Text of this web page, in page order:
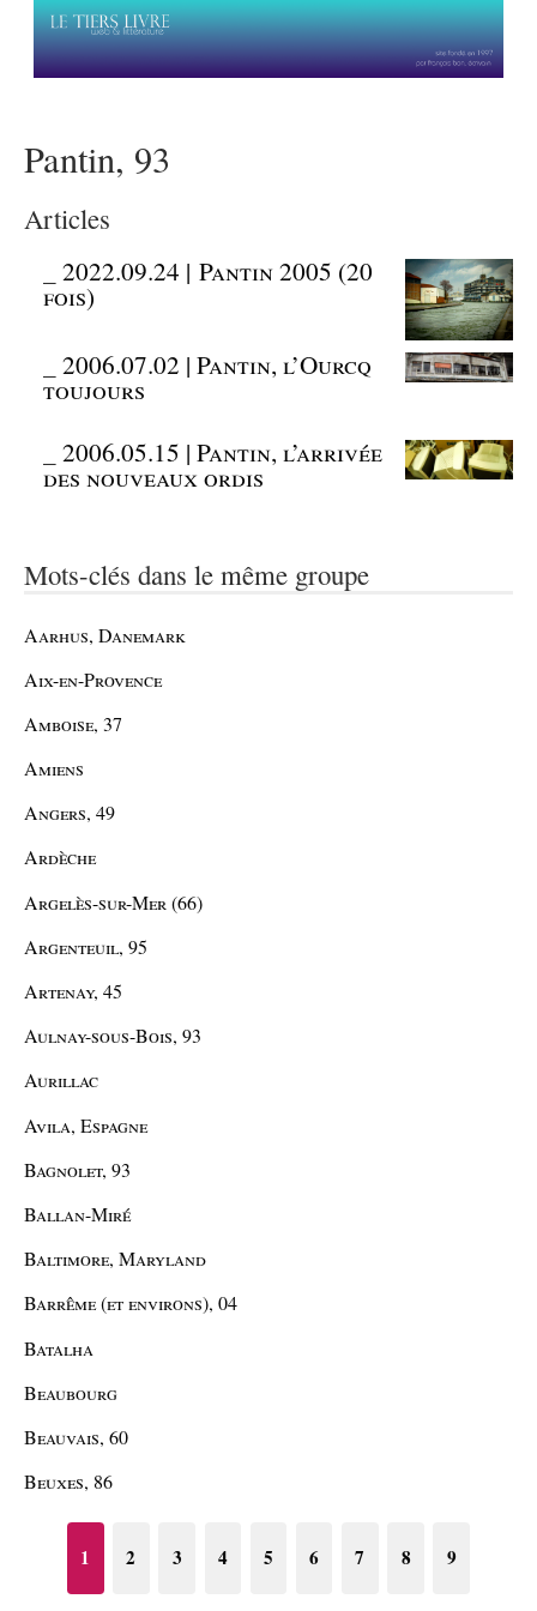
Pantin, 93
Articles
_2022.09.24 | Pantin 2005 (20
fois)
_2006.07.02 | Pantin, l’Ourcq
toujours
_2006.05.15 | Pantin, l’arrivée
des nouveaux ordis
Mots-clés dans le même groupe
Aarhus, Danemark
Aix-en-Provence
Amboise, 37
Amiens
Angers, 49
Ardèche
Argelès-sur-Mer (66)
Argenteuil, 95
Artenay, 45
Aulnay-sous-Bois, 93
Aurillac
Avila, Espagne
Bagnolet, 93
Ballan-Miré
Baltimore, Maryland
Barrême (et environs), 04
Batalha
Beaubourg
Beauvais, 60
Beuxes, 86
1 2 3 4 5 6 7 8 9